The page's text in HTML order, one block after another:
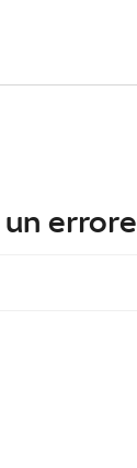
errore